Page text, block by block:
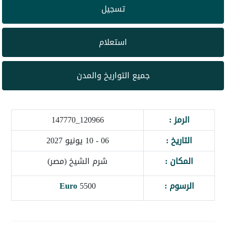
تسجيل
استعلام
جميع التواريخ والمدن
الرمز :
120966_147770
التاريخ :
06 - 10 يونيو 2027
المكان :
شرم الشيخ (مصر)
الرسوم :
5500
Euro